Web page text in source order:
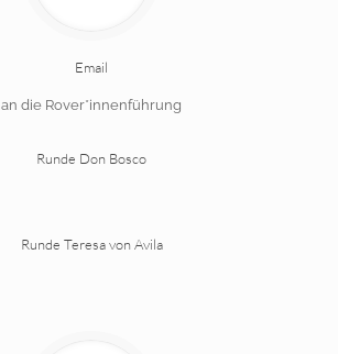
Email
an die Rover*innenführung
Runde Don Bosco
Runde Teresa von Avila